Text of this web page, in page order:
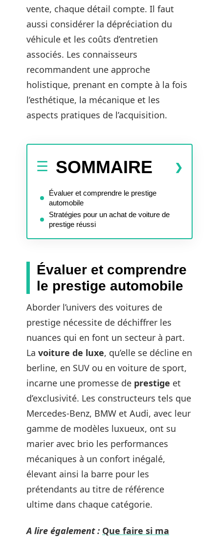
vente, chaque détail compte. Il faut
aussi considérer la dépréciation du
véhicule et les coûts d’entretien
associés. Les connaisseurs
recommandent une approche
holistique, prenant en compte à la fois
l’esthétique, la mécanique et les
aspects pratiques de l’acquisition.
SOMMAIRE
Évaluer et comprendre le prestige
automobile
Stratégies pour un achat de voiture de
prestige réussi
Évaluer et comprendre
le prestige automobile
Aborder l’univers des voitures de
prestige nécessite de déchiffrer les
nuances qui en font un secteur à part.
La voiture de luxe, qu’elle se décline en
berline, en SUV ou en voiture de sport,
incarne une promesse de prestige et
d’exclusivité. Les constructeurs tels que
Mercedes-Benz, BMW et Audi, avec leur
gamme de modèles luxueux, ont su
marier avec brio les performances
mécaniques à un confort inégalé,
élevant ainsi la barre pour les
prétendants au titre de référence
ultime dans chaque catégorie.
A lire également : Que faire si ma